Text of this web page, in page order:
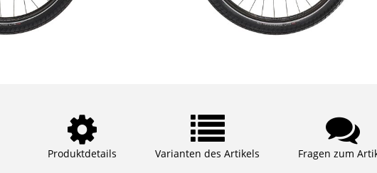
Produktdetails Varianten des Artikels Fragen zum